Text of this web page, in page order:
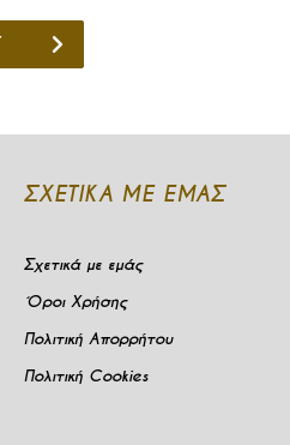
ΣΧΕΤΙΚΆ ΜΕ ΕΜΆΣ
Σχετικά με εμάς
Όροι Χρήσης
Πολιτική Απορρήτου
Πολιτική Cookies